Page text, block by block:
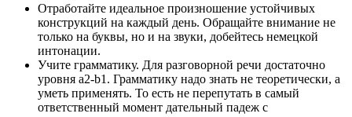
Отработайте идеальное произношение устойчивых
конструкций на каждый день. Обращайте внимание не
только на буквы, но и на звуки, добейтесь немецкой
интонации.
Учите грамматику. Для разговорной речи достаточно
уровня а2-b1. Грамматику надо знать не теоретически, а
уметь применять. То есть не перепутать в самый
ответственный момент дательный падеж с